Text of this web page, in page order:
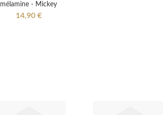
mélamine - Mickey
14,90 €